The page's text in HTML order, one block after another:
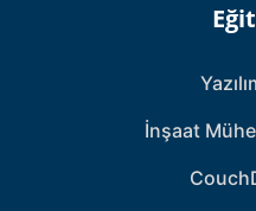
İnşaat